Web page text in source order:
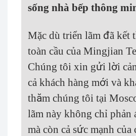
sống nhà bếp thông
Mặc dù triển lãm đã kết
toàn cầu của Mingjian
Chúng tôi xin gửi lời
cả khách hàng mới và
thăm chúng tôi tại
lãm này không chỉ phản
mà còn cả sức mạnh